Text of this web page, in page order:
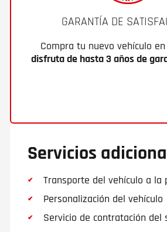
GARANTÍA DE
Compra tu nuevo vehículo
disfruta de hasta 3 años de
Servicios
Transporte del vehículo a la
Personalización del vehículo
Servicio de contratación